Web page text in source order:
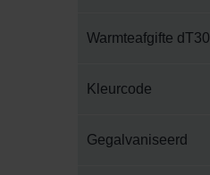
Warmteafgifte dT30
Kleurcode
Gegalvaniseerd